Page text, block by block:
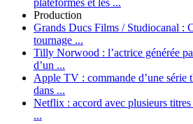
plateformes et les ...
Production
Grands Ducs Films / Studiocanal :
tournage ...
Tilly Norwood : l’actrice générée
d’un ...
Apple TV : commande d’une
dans ...
Netflix : accord avec plusieurs
...